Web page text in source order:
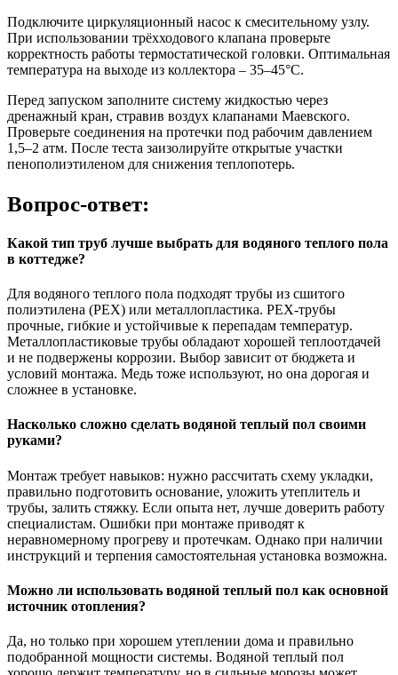
Подключите циркуляционный насос к смесительному узлу.
При использовании трёхходового клапана проверьте
корректность работы термостатической головки. Оптимальная
температура на выходе из коллектора – 35–45°C.
Перед запуском заполните систему жидкостью через
дренажный кран, стравив воздух клапанами Маевского.
Проверьте соединения на протечки под рабочим давлением
1,5–2 атм. После теста заизолируйте открытые участки
пенополиэтиленом для снижения теплопотерь.
Вопрос-ответ:
Какой тип труб лучше выбрать для водяного теплого пола
в коттедже?
Для водяного теплого пола подходят трубы из сшитого
полиэтилена (PEX) или металлопластика. PEX-трубы
прочные, гибкие и устойчивые к перепадам температур.
Металлопластиковые трубы обладают хорошей теплоотдачей
и не подвержены коррозии. Выбор зависит от бюджета и
условий монтажа. Медь тоже используют, но она дорогая и
сложнее в установке.
Насколько сложно сделать водяной теплый пол своими
руками?
Монтаж требует навыков: нужно рассчитать схему укладки,
правильно подготовить основание, уложить утеплитель и
трубы, залить стяжку. Если опыта нет, лучше доверить работу
специалистам. Ошибки при монтаже приводят к
неравномерному прогреву и протечкам. Однако при наличии
инструкций и терпения самостоятельная установка возможна.
Можно ли использовать водяной теплый пол как основной
источник отопления?
Да, но только при хорошем утеплении дома и правильно
подобранной мощности системы. Водяной теплый пол